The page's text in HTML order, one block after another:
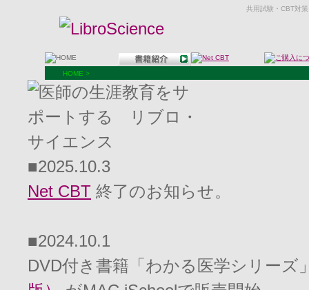
共用試験・CBT対
HOME >
■2025.10.3
Net CBT 終了のお知らせ。
■2024.10.1
DVD付き書籍「わかる医学シリー